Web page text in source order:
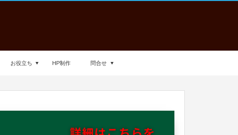
お役立ち HP制作 問合せ